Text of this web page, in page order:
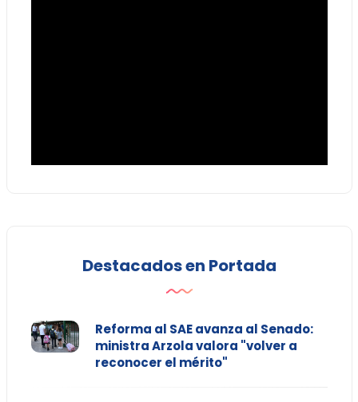
Destacados en Portada
Reforma al SAE avanza al Senado:
ministra Arzola valora "volver a
reconocer el mérito"